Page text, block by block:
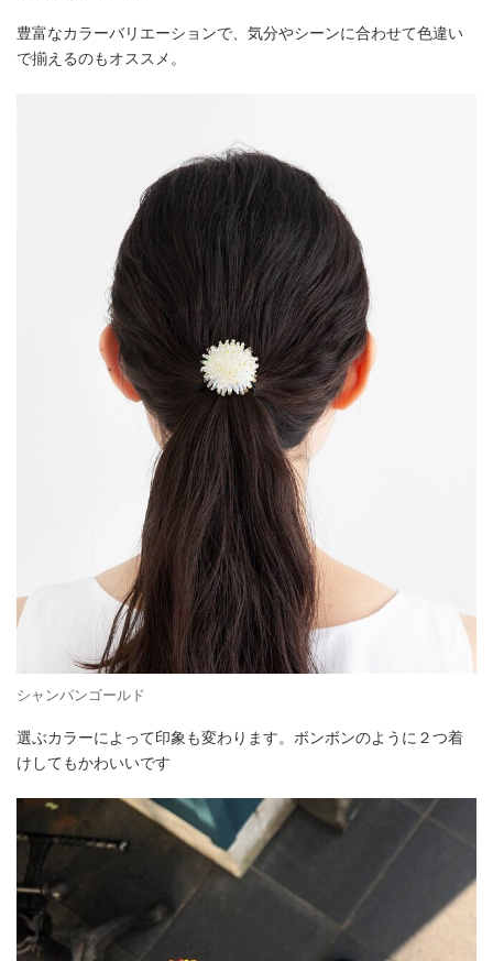
豊富なカラーバリエーションで、気分やシーンに合わせて色違い
で揃えるのもオススメ。
シャンパンゴールド
選ぶカラーによって印象も変わります。ボンボンのように２つ着
けしてもかわいいです